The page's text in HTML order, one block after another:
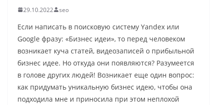
29.10.2022 seo
Если написать в поисковую систему Yandex или
Google фразу: «Бизнес идеи», то перед человеком
возникает куча статей, видеозаписей о прибыльной
бизнес идее. Но откуда они появляются? Разумеется
в голове других людей! Возникает еще один вопрос:
как придумать уникальную бизнес идею, чтобы она
подходила мне и приносила при этом неплохой